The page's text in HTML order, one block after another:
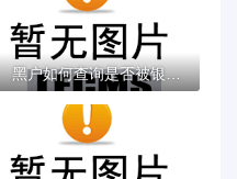
黑户如何查询是否被银行起诉？自查步骤与应...